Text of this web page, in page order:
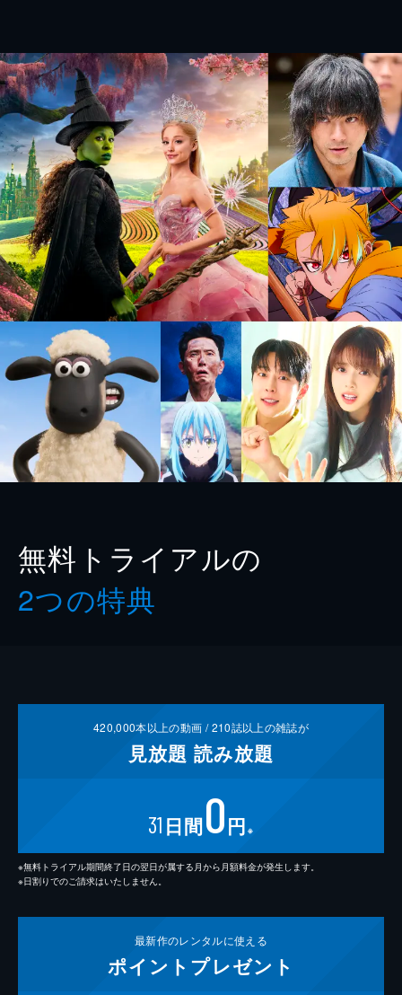
無料トライアルの
2つの特典
420,000本以上の動画 /210誌以上の雑誌が
見放題 読み放題
31 日間0円 ※
※無料トライアル期間終了日の翌日が属する月から月額料金が発生します。
※日割りでのご請求はいたしません。
最新作のレンタルに使える
ポイント プレゼント